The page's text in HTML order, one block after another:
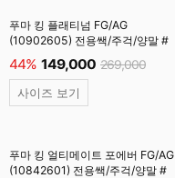
푸마 킹 플래티넘 FG/AG
(10902605) 전용쌕/주걱/양말 #
44% 149,000 269,000
사이즈 보기
푸마 킹 얼티메이트 포에버 FG/AG
(10842601) 전용쌕/주걱/양말 #